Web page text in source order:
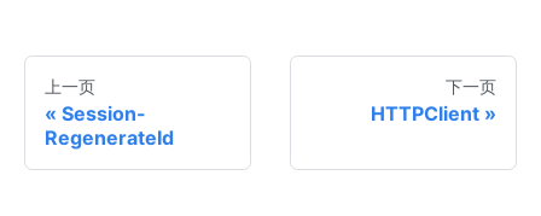
上一页
Session-
RegenerateId
下一页
HTTPClient